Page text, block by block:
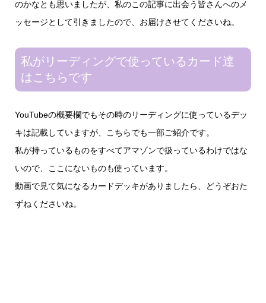
のかなとも思いましたが、私のこの記事に出会う皆さんへのメ
ッセージとして引きましたので、お届けさせてくださいね。
私がリーディングで使っているカード達
はこちらです
YouTubeの概要欄でもその時のリーディングに使っているデッ
キは記載していますが、こちらでも一部ご紹介です。
私が持っているものをすべてアマゾンで扱っているわけではな
いので、ここにないものも使っています。
動画で見て気になるカードデッキがありましたら、どうぞおた
ずねくださいね。